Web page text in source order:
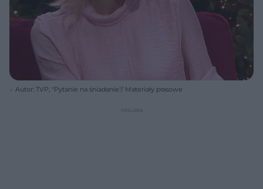
Autor: TVP, "Pytanie na śniadanie"/ Materiały prasowe